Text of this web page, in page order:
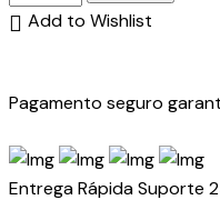
Add to Wishlist
Pagamento seguro
Entrega RápidaSuporte